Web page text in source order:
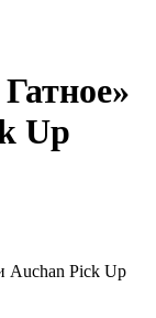
Up
Auchan Pick Up